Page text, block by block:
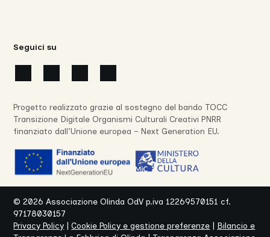
Seguici su
Progetto realizzato grazie al sostegno del bando TOCC
Transizione Digitale Organismi Culturali Creativi PNRR
finanziato dall’Unione europea – Next Generation EU.
©2026 Associazione Olinda OdV p.iva 12269570151 cf.
97178030157
Privacy Policy |Cookie Policy e gestione preferenze
Bilancio e